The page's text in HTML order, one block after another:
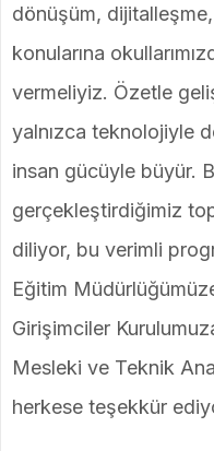
dönüşüm,
konularına
vermeliyiz. Özetle
yalnızca teknolojiyle
insan gücüyle büyür.
gerçekleştirdiğimiz
diliyor, bu verimli
Eğitim
Girişimciler
Mesleki ve Teknik
herkese teşekkür